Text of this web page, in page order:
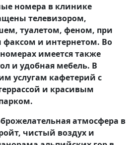
номера в клинике
телевизором,
туалетом, феном, при
факсом и интернетом. Во
имеется также
и удобная мебель. В
услугам кафетерий с
и красивым
атмосфера в
чистый воздух и